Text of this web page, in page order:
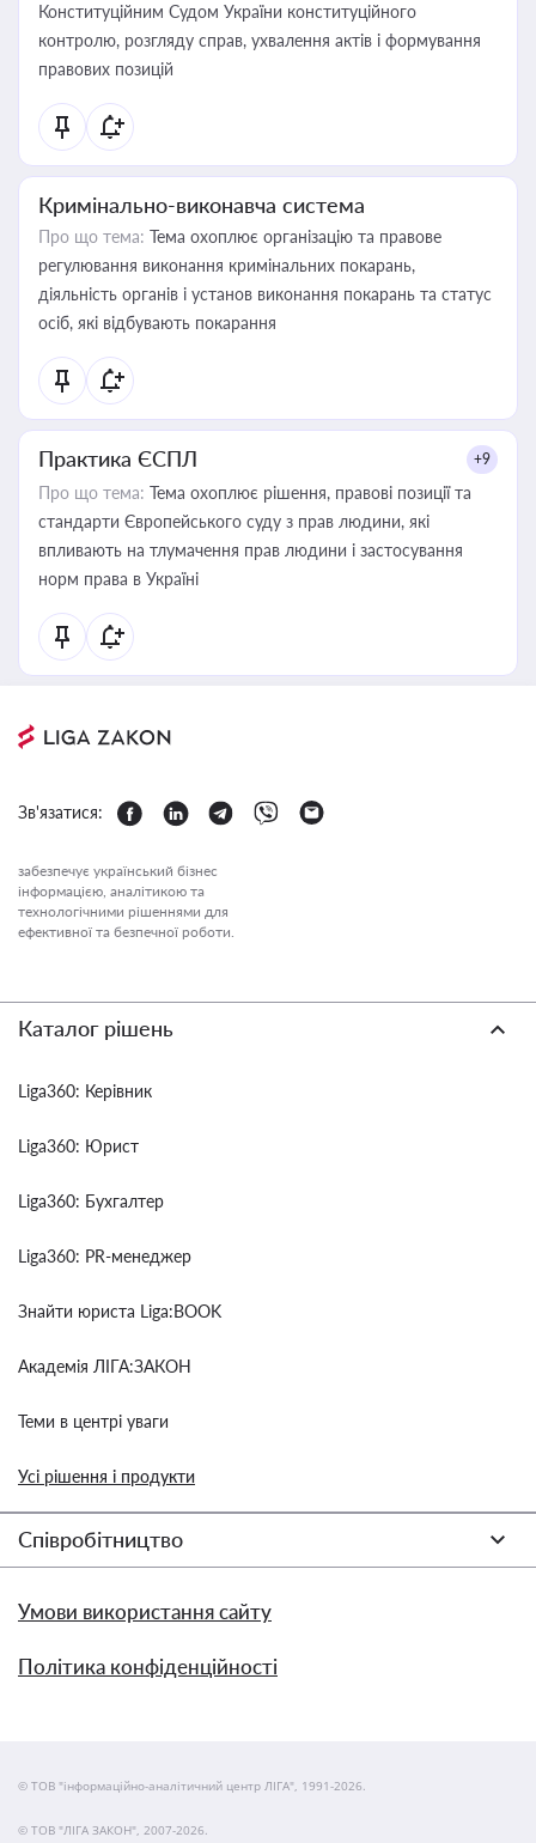
Конституційним Судом України конституційного
контролю, розгляду справ, ухвалення актів і формування
правових позицій
Кримінально-виконавча система
Про що тема: Тема охоплює організацію та правове
регулювання виконання кримінальних покарань,
діяльність органів і установ виконання покарань та статус
осіб, які відбувають покарання
Практика ЄСПЛ +9
Про що тема: Тема охоплює рішення, правові позиції та
стандарти Європейського суду з прав людини, які
впливають на тлумачення прав людини і застосування
норм права в Україні
Зв'язатися:
забезпечує український бізнес
інформацією, аналітикою та
технологічними рішеннями для
ефективної та безпечної роботи.
Каталог рішень
Liga360: Керівник
Liga360: Юрист
Liga360: Бухгалтер
Liga360: PR-менеджер
Знайти юриста Liga:BOOK
Академія ЛІГА:ЗАКОН
Теми в центрі уваги
Усі рішення і продукти
Співробітництво
Умови використання сайту
Політика конфіденційності
© ТОВ "інформаційно-аналітичний центр ЛІГА", 1991-2026.
© ТОВ "ЛІГА ЗАКОН", 2007-2026.